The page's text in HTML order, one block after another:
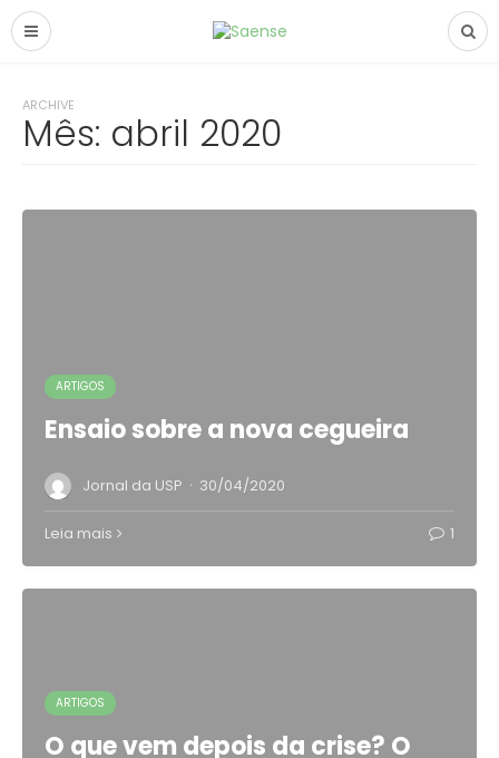
ARCHIVE
Mês: abril 2020
ARTIGOS
Ensaio sobre a nova cegueira
Jornal da USP · 30/04/2020
Leia mais 1
ARTIGOS
O que vem depois da crise? O